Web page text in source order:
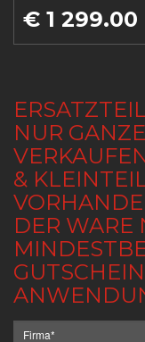
€ 1 299.00
NUR
&
DER WARE